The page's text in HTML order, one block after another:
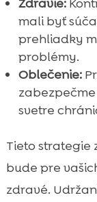
mali byť
prehliadky
problémy.
Oblečenie:
svetre
Tieto strategie
bude pre
zdravé.